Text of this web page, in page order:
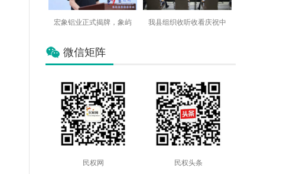
宏象铝业正式揭牌，象屿 我县组织收听收看庆祝中
微信矩阵
民权网 民权头条